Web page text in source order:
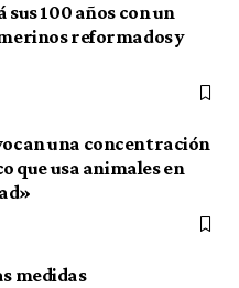
100 años con un
reformados y
una concentración
que usa animales en
medidas